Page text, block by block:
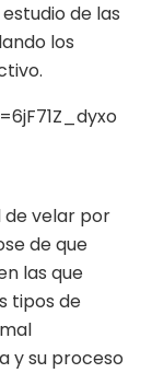
de las
los
de velar por
de que
las que
tipos de
y su proceso